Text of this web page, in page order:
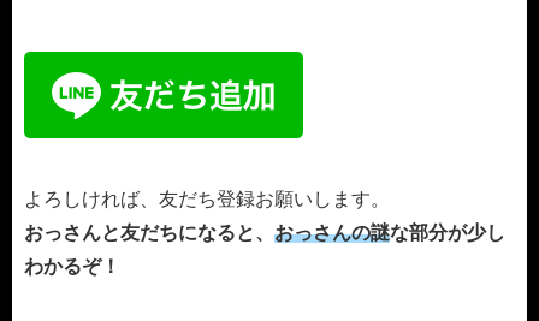
よろしければ、友だち登録お願いします。
おっさんと友だちになると、 おっさんの謎な部分が少し
わかるぞ！